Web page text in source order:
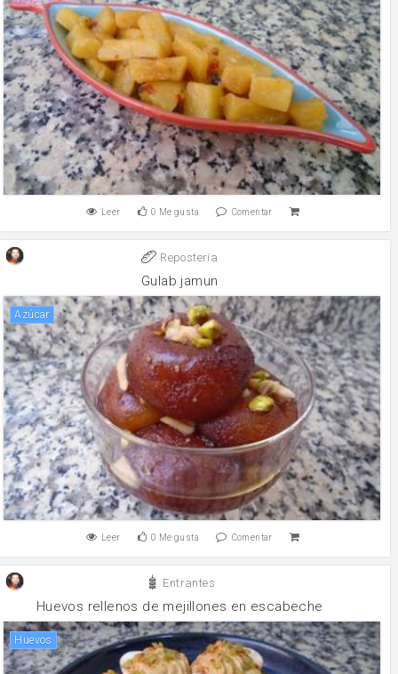
Leer 0 Me gusta Comentar
Reposteria
Gulab jamun
Azúcar
Leer 0 Me gusta Comentar
Entrantes
Huevos rellenos de mejillones en escabeche
huevos